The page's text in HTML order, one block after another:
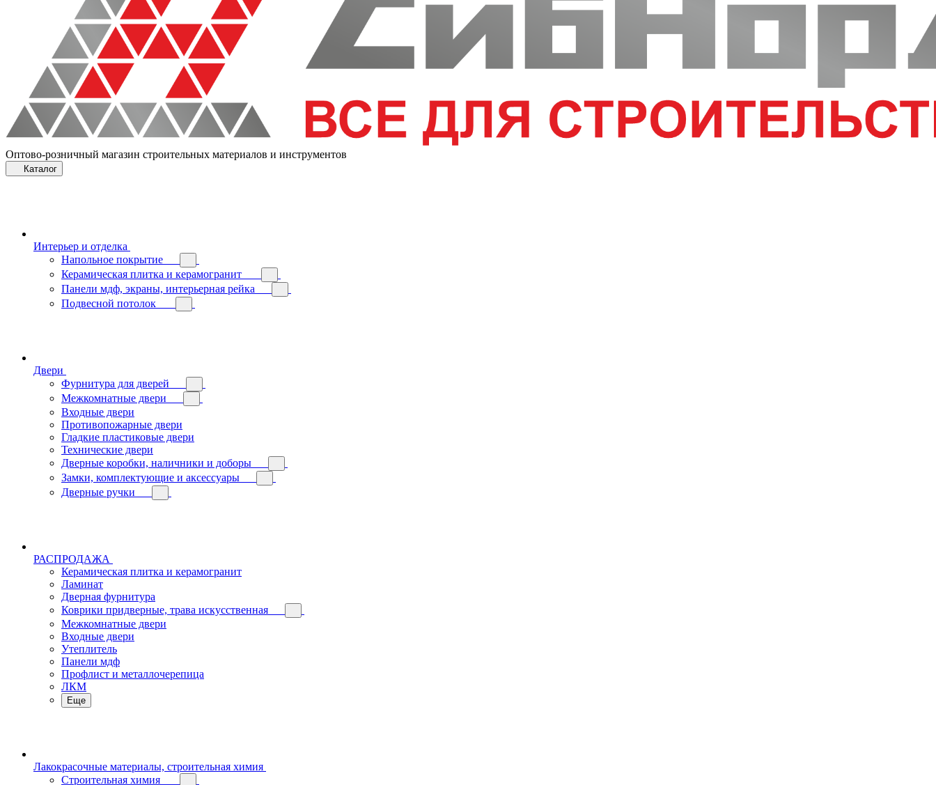
Оптово-розничный магазин строительных материалов и инструментов
Каталог
Интерьер и отделка
Напольное покрытие
Керамическая плитка и керамогранит
Панели мдф, экраны, интерьерная рейка
Подвесной потолок
Двери
Фурнитура для дверей
Межкомнатные двери
Входные двери
Противопожарные двери
Гладкие пластиковые двери
Технические двери
Дверные коробки, наличники и доборы
Замки, комплектующие и аксессуары
Дверные ручки
РАСПРОДАЖА
Керамическая плитка и керамогранит
Ламинат
Дверная фурнитура
Коврики придверные, трава искусственная
Межкомнатные двери
Входные двери
Утеплитель
Панели мдф
Профлист и металлочерепица
ЛКМ
Еще
Лакокрасочные материалы, строительная химия
Строительная химия